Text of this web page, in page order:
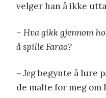
velger han å ikke
– Hva gikk gjennom
å spille Farao?
– Jeg begynte å lure
de malte for meg om